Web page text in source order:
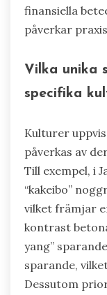
finansiella
påverkar
Vilka unika
specifika
Kulturer
påverkas av
Till exempel, i
“kakeibo”
vilket främjar
kontrast
yang”
sparande,
Dessutom